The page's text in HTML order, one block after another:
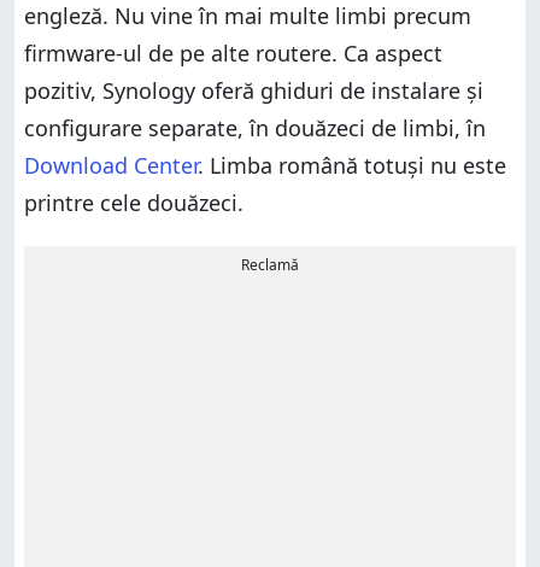
engleză. Nu vine în mai multe limbi precum
firmware-ul de pe alte routere. Ca aspect
pozitiv, Synology oferă ghiduri de instalare și
configurare separate, în douăzeci de limbi, în
Download Center. Limba română totuși nu este
printre cele douăzeci.
Reclamă